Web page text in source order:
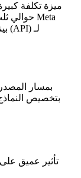
بتخصيص